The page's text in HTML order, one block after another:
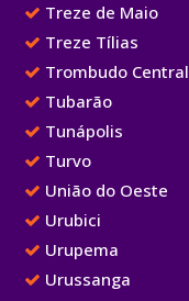
Treze de Maio
Treze Tílias
Trombudo Central
Tubarão
Tunápolis
Turvo
União do Oeste
Urubici
Urupema
Urussanga